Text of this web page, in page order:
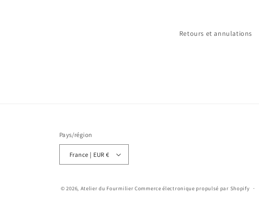
Retours et annulations
Pays/région
France | EUR €
© 2026, Atelier du FourmilierCommerce électronique propulsé par Shopify